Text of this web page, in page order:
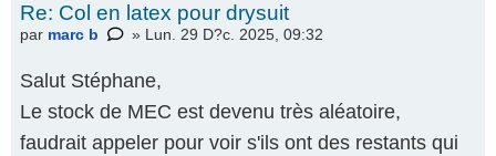
Re: Col en latex pour drysuit
par marc b » Lun. 29 D?c. 2025, 09:32
Salut Stéphane,
Le stock de MEC est devenu très aléatoire,
faudrait appeler pour voir s'ils ont des restants qui